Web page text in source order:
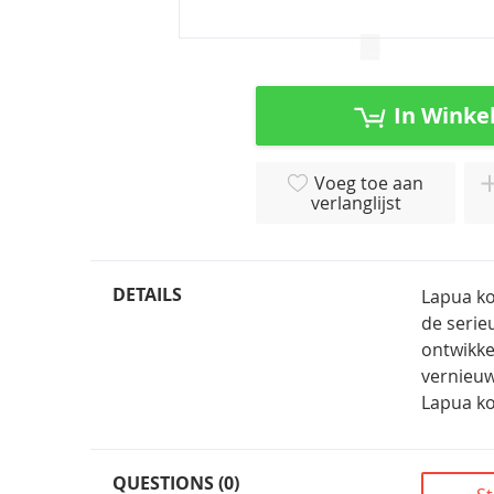
In
Voeg toe aan
verlanglijst
DETAILS
Lapua
de
Lapua
QUESTIONS (0)